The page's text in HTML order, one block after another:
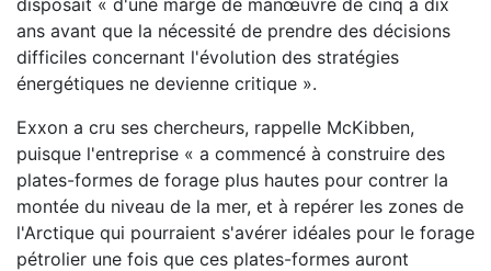
disposait « d'une marge de manœuvre de cinq à dix
ans avant que la nécessité de prendre des décisions
difficiles concernant l'évolution des stratégies
énergétiques ne devienne critique ».
Exxon a cru ses chercheurs, rappelle McKibben,
puisque l'entreprise « a commencé à construire des
plates-formes de forage plus hautes pour contrer la
montée du niveau de la mer, et à repérer les zones de
l'Arctique qui pourraient s'avérer idéales pour le forage
pétrolier une fois que ces plates-formes auront